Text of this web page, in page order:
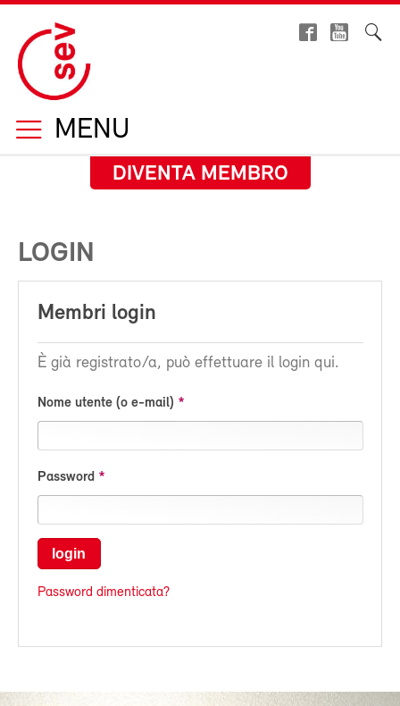
MENU
DIVENTA MEMBRO
LOGIN
Membri login
È già registrato/a, può effettuare il login qui.
Nome utente (o e-mail)
Password
login
Password dimenticata?